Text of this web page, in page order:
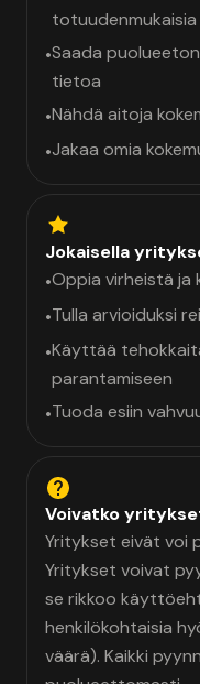
totuudenmukaisia
•Saada
tietoa
•Nähdä aitoja
•Jakaa omia
Jokaisella
•Oppia virheistä ja
•Tulla arvioiduksi
•Käyttää
parantamiseen
•Tuoda esiin
Voivatko
Yritykset eivät voi
Yritykset voivat
se rikkoo
henkilökohtaisia
väärä). Kaikki